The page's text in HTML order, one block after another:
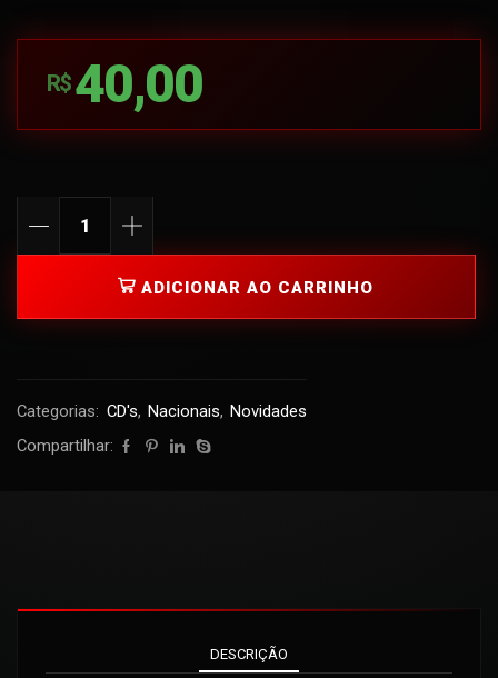
R$ 40,00
ADICIONAR AO CARRINHO
Categorias: CD's, Nacionais, Novidades
Compartilhar:
DESCRIÇÃO